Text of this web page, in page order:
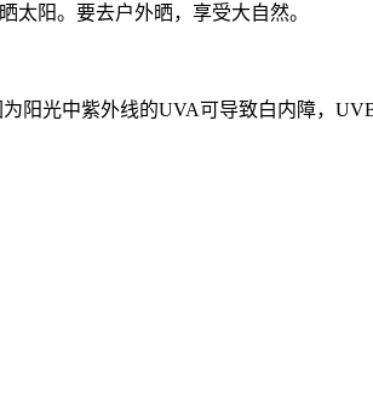
太阳。要去户外晒，享受大自然。
阳光中紫外线的UVA可导致白内障，